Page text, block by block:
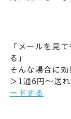
「メールを見
る」
そんな場合に
＞1通6円～送
ードする